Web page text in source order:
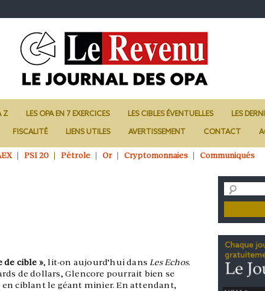
Z LES OPA EN 7 EXERCICES LES CIBLES ÉVENTUELLES LES
FISCALITÉ LIENS UTILES AVERTISSEMENT CONTACT
PSI 20 Pétrole Or Cryptomonnaies Communiqués
cible », lit-on aujourd’hui dans Les Echos.
de dollars, Glencore pourrait bien se
ciblant le géant minier. En attendant,